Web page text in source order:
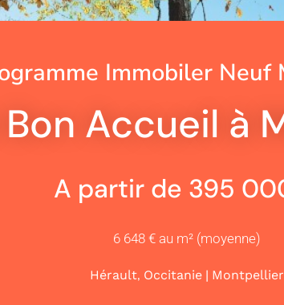
Immobiler Neuf
Accueil à
A partir de 395
6 648 € au m² (moyenne)
Hérault, Occitanie | Montpellier